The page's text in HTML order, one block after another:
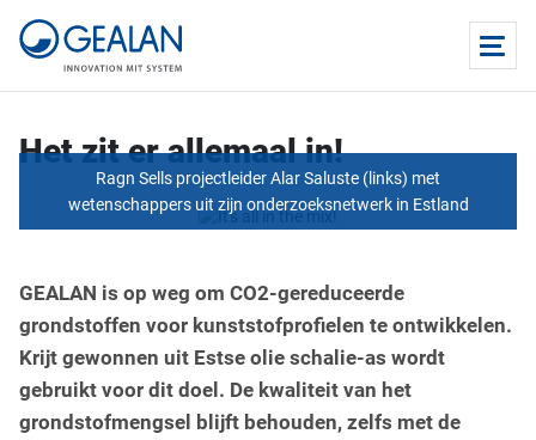
Het zit er allemaal in!
Ragn Sells projectleider Alar Saluste (links) met
wetenschappers uit zijn onderzoeksnetwerk in Estland
GEALAN is op weg om CO2-gereduceerde
grondstoffen voor kunststofprofielen te ontwikkelen.
Krijt gewonnen uit Estse olie schalie-as wordt
gebruikt voor dit doel. De kwaliteit van het
grondstofmengsel blijft behouden, zelfs met de